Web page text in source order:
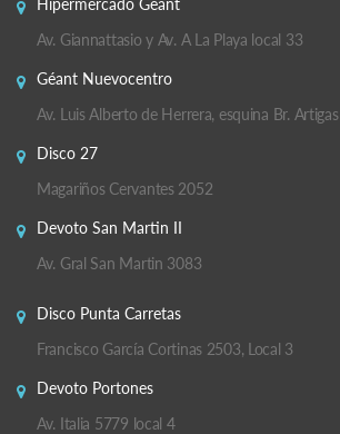
Hipermercado Géant
Av. Giannattasio y Av. A La Playa local 33
Géant Nuevocentro
Av. Luis Alberto de Herrera, esquina Br. Artigas
Disco 27
Magariños Cervantes 2052
Devoto San Martin II
Av. Gral San Martin 3083
Disco Punta Carretas
Francisco García Cortinas 2503, Local 3
Devoto Portones
Av. Italia 5779 local 4